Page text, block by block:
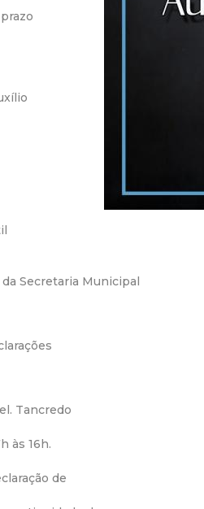
Secretaria Municipal
Tancredo
às 16h.
de